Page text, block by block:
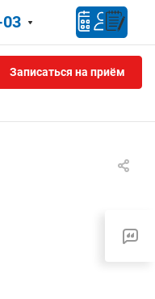
Записаться на приём